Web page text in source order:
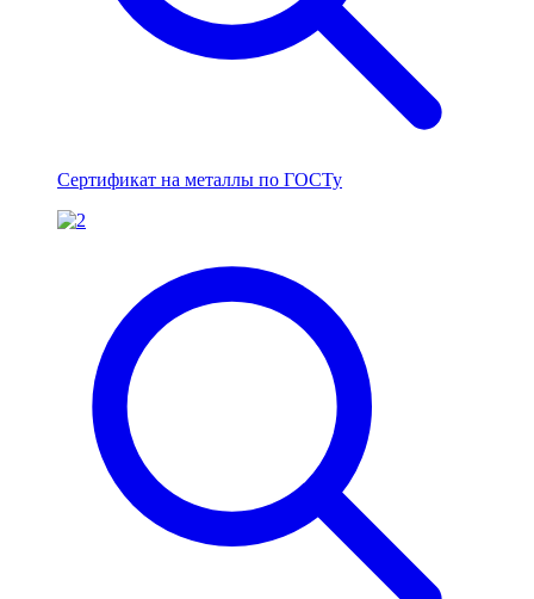
Сертификат на металлы по ГОСТу